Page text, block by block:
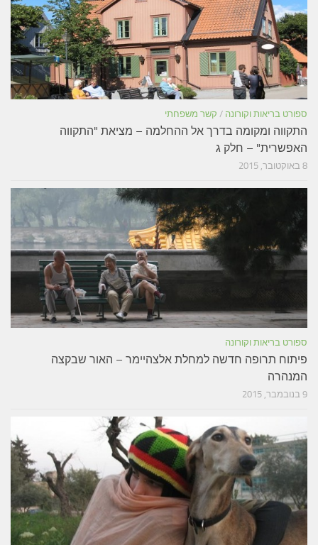
ספורט בריאות וקורונה / קשר משפחתי
התקווה ומקומה בדרך אל ההחלמה – מציאת "התקווה
האפשרית" – חלק ג
8 באוקטובר, 2015
ספורט בריאות וקורונה
פיתוח תרופה חדשה למחלת אלצהיימר – האור שבקצה
המנהרה
9 בנובמבר, 2015